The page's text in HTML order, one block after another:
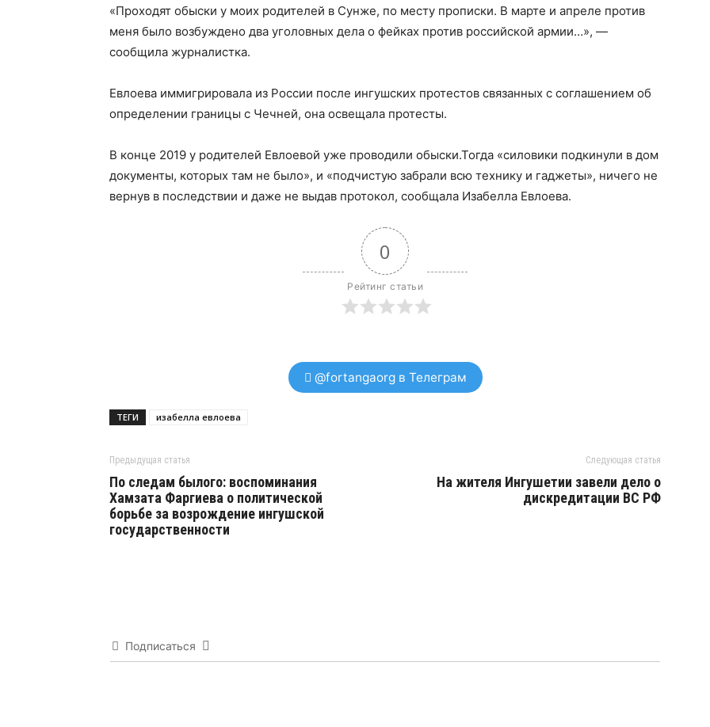
«Проходят обыски у моих родителей в Сунже, по месту прописки. В марте и апреле против
меня было возбуждено два уголовных дела о фейках против российской армии…», —
сообщила журналистка.
Евлоева иммигрировала из России после ингушских протестов связанных с соглашением об
определении границы с Чечней, она освещала протесты.
В конце 2019 у родителей Евлоевой уже проводили обыски.Тогда «силовики подкинули в дом
документы, которых там не было», и «подчистую забрали всю технику и гаджеты», ничего не
вернув в последствии и даже не выдав протокол, сообщала Изабелла Евлоева.
0
Рейтинг статьи
@fortangaorg в Телеграм
ТЕГИ изабелла евлоева
Предыдущая статья
По следам былого: воспоминания
Хамзата Фаргиева о политической
борьбе за возрождение ингушской
государственности
Следующая статья
На жителя Ингушетии завели дело о
дискредитации ВС РФ
Подписаться